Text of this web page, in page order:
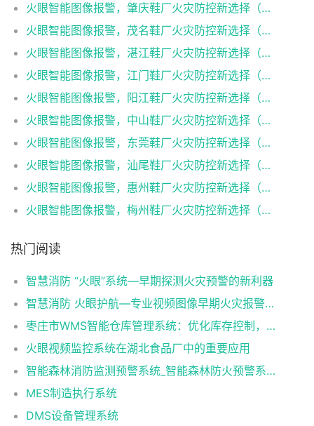
火眼智能图像报警，肇庆鞋厂火灾防控新选择（火眼可视图像早期火灾智能报警系统）
火眼智能图像报警，茂名鞋厂火灾防控新选择（火眼可视图像早期火灾智能报警系统）
火眼智能图像报警，湛江鞋厂火灾防控新选择（火眼可视图像早期火灾智能报警系统）
火眼智能图像报警，江门鞋厂火灾防控新选择（火眼可视图像早期火灾智能报警系统）
火眼智能图像报警，阳江鞋厂火灾防控新选择（火眼可视图像早期火灾智能报警系统）
火眼智能图像报警，中山鞋厂火灾防控新选择（火眼可视图像早期火灾智能报警系统）
火眼智能图像报警，东莞鞋厂火灾防控新选择（火眼可视图像早期火灾智能报警系统）
火眼智能图像报警，汕尾鞋厂火灾防控新选择（火眼可视图像早期火灾智能报警系统）
火眼智能图像报警，惠州鞋厂火灾防控新选择（火眼可视图像早期火灾智能报警系统）
火眼智能图像报警，梅州鞋厂火灾防控新选择（火眼可视图像早期火灾智能报警系统）
热门阅读
智慧消防 “火眼”系统—早期探测火灾预警的新利器
智慧消防 火眼护航—专业视频图像早期火灾报警系统
枣庄市WMS智能仓库管理系统：优化库存控制，提升物流效率
火眼视频监控系统在湖北食品厂中的重要应用
智能森林消防监测预警系统_智能森林防火预警系统_智能森林消防防火解决方案
MES制造执行系统
DMS设备管理系统